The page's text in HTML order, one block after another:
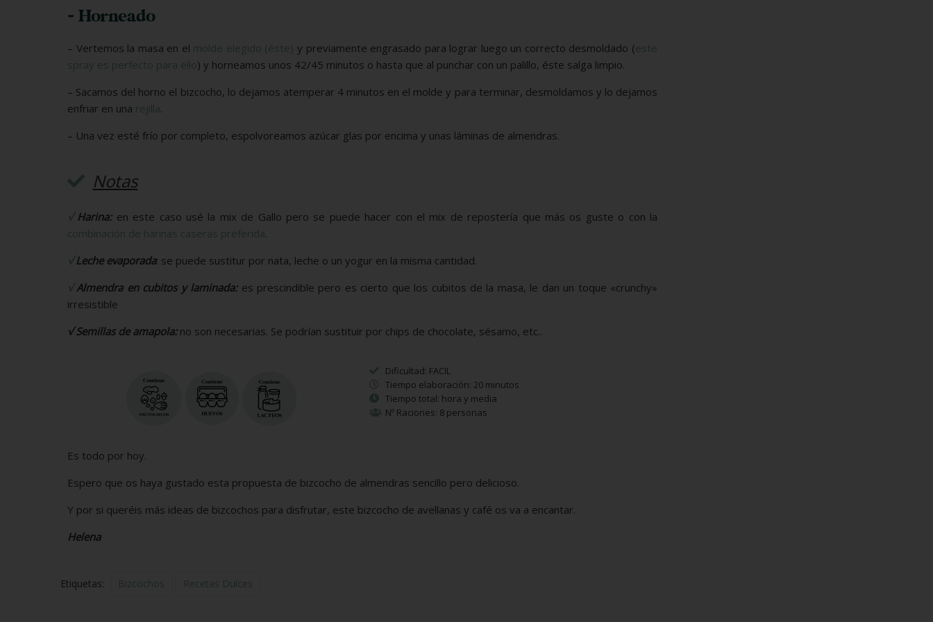
- Horneado
– Vertemos la masa en el molde elegido (éste) y previamente engrasado para lograr luego un correcto desmoldado (este
spray es perfecto para ello) y horneamos unos 42/45 minutos o hasta que al punchar con un palillo, éste salga limpio.
– Sacamos del horno el bizcocho, lo dejamos atemperar 4 minutos en el molde y para terminar, desmoldamos y lo dejamos
enfriar en una rejilla.
– Una vez esté frío por completo, espolvoreamos azúcar glas por encima y unas láminas de almendras.
Notas
√Harina:en este caso usé la mix de Gallo pero se puede hacer con el mix de repostería que más os guste o con la
combinación de harinas caseras preferida.
√Leche evaporada: se puede sustitur por nata, leche o un yogur en la misma cantidad.
√Almendra en cubitos y laminada:es prescindible pero es cierto que los cubitos de la masa, le dan un toque «crunchy»
irresistible
√ Semillas de amapola:no son necesarias. Se podrían sustituir por chips de chocolate, sésamo, etc..
Dificultad: FACIL
Tiempo elaboración: 20 minutos
Tiempo total: hora y media
Nº Raciones: 8 personas
Es todo por hoy.
Espero que os haya gustado esta propuesta de bizcocho de almendras sencillo pero delicioso.
Y por si queréis más ideas de bizcochos para disfrutar, este bizcocho de avellanas y café os va a encantar.
Helena
Etiquetas: Bizcochos Recetas Dulces